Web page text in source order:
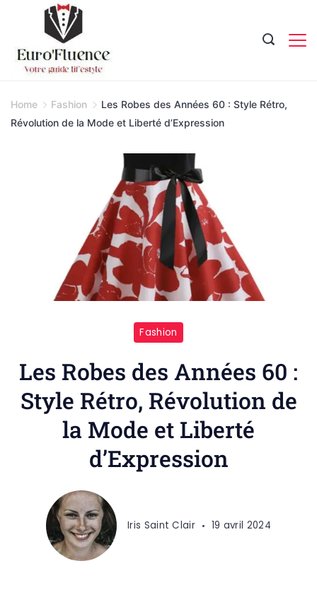
content
Home Fashion
Les Robes des Années 60 : Style Rétro,
Révolution de la Mode et Liberté d’Expression
Fashion
Les Robes des Années 60 :
Style Rétro, Révolution de
la Mode et Liberté
d’Expression
Iris Saint Clair 19 avril 2024